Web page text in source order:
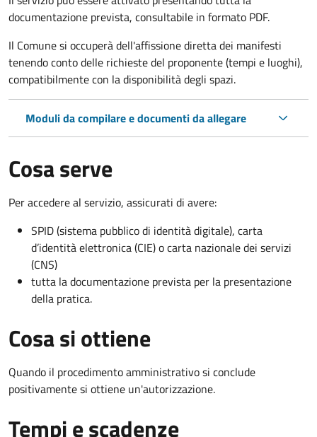
documentazione prevista, consultabile in formato PDF.
Il Comune si occuperà dell'affissione diretta dei manifesti
tenendo conto delle richieste del proponente (tempi e luoghi),
compatibilmente con la disponibilità degli spazi.
Moduli da compilare e documenti da allegare
Cosa serve
Per accedere al servizio, assicurati di avere:
SPID (sistema pubblico di identità digitale), carta
d’identità elettronica (CIE) o carta nazionale dei servizi
(CNS)
tutta la documentazione prevista per la presentazione
della pratica.
Cosa si ottiene
Quando il procedimento amministrativo si conclude
positivamente si ottiene un'autorizzazione.
Tempi e scadenze